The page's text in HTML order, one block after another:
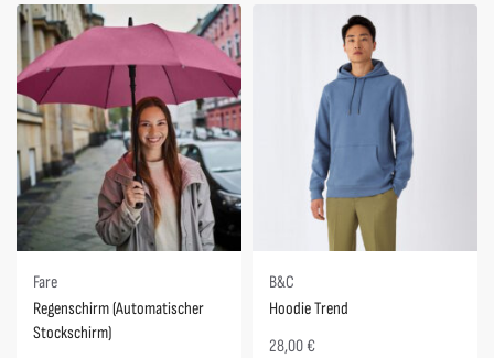
Fare
Regenschirm (Automatischer
Stockschirm)
B&C
Hoodie Trend
28,00 €